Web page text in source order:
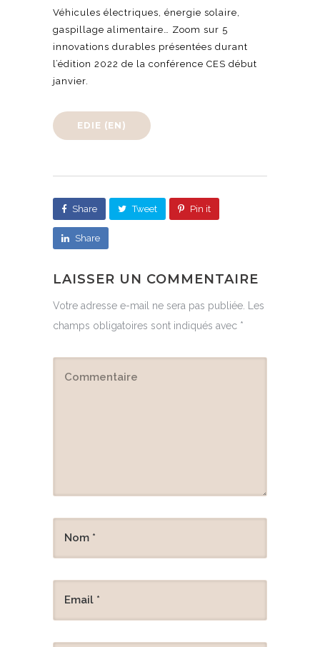
Véhicules électriques, énergie solaire,
gaspillage alimentaire… Zoom sur 5
innovations durables présentées durant
l’édition 2022 de la conférence CES début
janvier.
EDIE (EN)
Share Tweet Pin it
Share
LAISSER UN COMMENTAIRE
Votre adresse e-mail ne sera pas publiée. Les
champs obligatoires sont indiqués avec *